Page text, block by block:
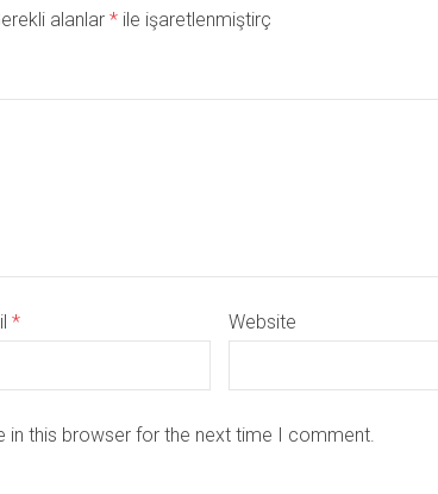
alanlar * ile işaretlenmiştirç
* Website
in this browser for the next time I comment.